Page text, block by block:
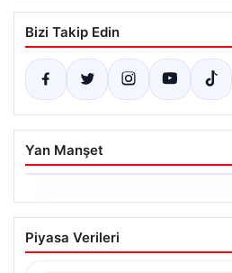
Bizi Takip Edin
Yan Manşet
06.08.2026
Ertuğrul Özkök’ün
İfade Verme Süreci
Piyasa Verileri